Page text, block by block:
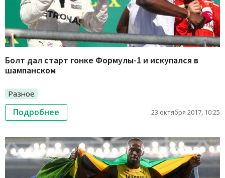
Болт дал старт гонке Формулы-1 и искупался в
шампанском
Разное
Подробнее 23 октября 2017, 10:25